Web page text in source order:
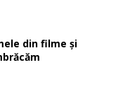
din filme și